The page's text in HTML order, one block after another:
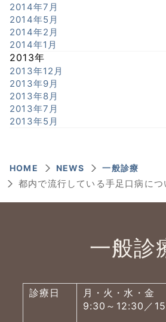
2014年7月
2014年5月
2014年2月
2014年1月
2013年
2013年12月
2013年9月
2013年8月
2013年7月
2013年5月
HOME NEWS 一般診療
都内で流行している手足口病につ
一般診
診療日
月・火・水・金
9:30～12:30／